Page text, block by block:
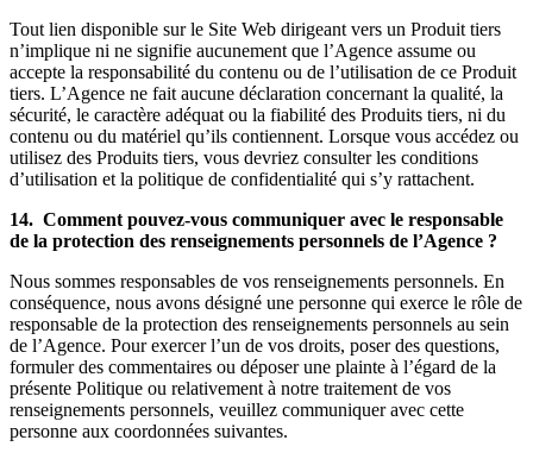
Tout lien disponible sur le Site Web dirigeant vers un Produit tiers
n’implique ni ne signifie aucunement que l’Agence assume ou
accepte la responsabilité du contenu ou de l’utilisation de ce Produit
tiers. L’Agence ne fait aucune déclaration concernant la qualité, la
sécurité, le caractère adéquat ou la fiabilité des Produits tiers, ni du
contenu ou du matériel qu’ils contiennent. Lorsque vous accédez ou
utilisez des Produits tiers, vous devriez consulter les conditions
d’utilisation et la politique de confidentialité qui s’y rattachent.
14. Comment pouvez-vous communiquer avec le responsable
de la protection des renseignements personnels de l’Agence ?
Nous sommes responsables de vos renseignements personnels. En
conséquence, nous avons désigné une personne qui exerce le rôle de
responsable de la protection des renseignements personnels au sein
de l’Agence. Pour exercer l’un de vos droits, poser des questions,
formuler des commentaires ou déposer une plainte à l’égard de la
présente Politique ou relativement à notre traitement de vos
renseignements personnels, veuillez communiquer avec cette
personne aux coordonnées suivantes.